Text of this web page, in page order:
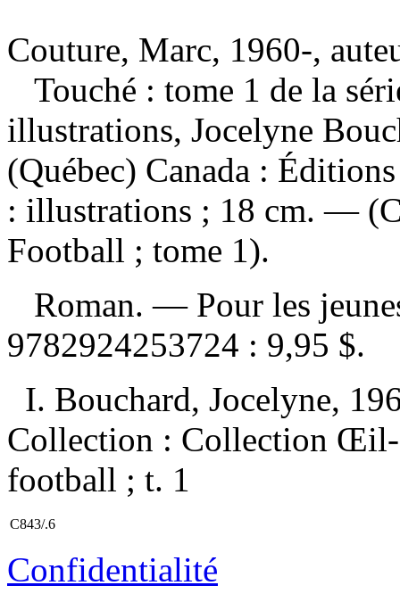
Couture, Marc, 1960-,
Touché : tome 1 de la
illustrations, Jocelyne
(Québec) Canada :
: illustrations ; 18 cm. —
Football ; tome 1).
Roman. — Pour les
9782924253724 : 9,95 $.
I. Bouchard, Jocelyne,
Collection : Collection
football ; t. 1
C843/.6
Confidentialité